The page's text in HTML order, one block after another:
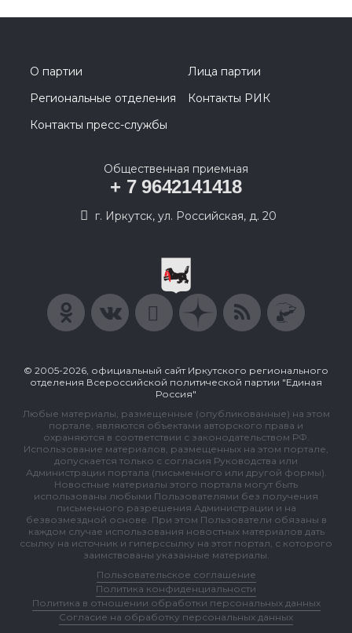
О партии
Лица партии
Региональные отделения
Контакты РИК
Контакты пресс-службы
Общественная приемная
+ 7 9642141418
г. Иркутск, ул. Российская, д. 20
© 2005-2026, официальный сайт Иркутского регионального
отделения Всероссийской политической партии "Единая
Россия"
Любые материалы, размещенные (опубликованные) на этом
портале, являются объектами авторского права и
охраняются в соответствии с законодательством РФ.
Использование материалов, размещенных на этом портале,
допускается только с согласия Руководства или
Администрации портала (письменного или другой формы).
Новостные материалы этого портала могут быть
использованы любыми Пользователями без получения
письменного разрешения Администрации и на
безвозмездной основе. При этом Пользователи обязаны в
каждом случае использования новостных материалов дать
ссылку на источник и гиперссылку на этот портал, с которого
заимствованы указанные материалы.
Пользовательское соглашение
Политика конфиденциальности
Политика в отношении обработки персональных данных
Согласие на обработку персональных данных